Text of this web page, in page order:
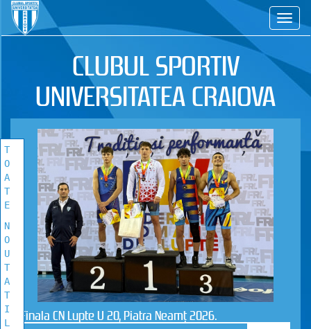
CS
CLUBUL SPORTIV
UNIVERSITATEA CRAIOVA
Finala CN Lupte U 20, Piatra Neamț 2026.
TOATE
NOUTATILE
Vezi toate stirile!
T
O
A
T
E
N
O
U
T
A
T
I
L